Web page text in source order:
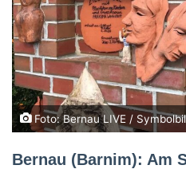
Foto: Bernau LIVE /
Bernau (Barnim): Am